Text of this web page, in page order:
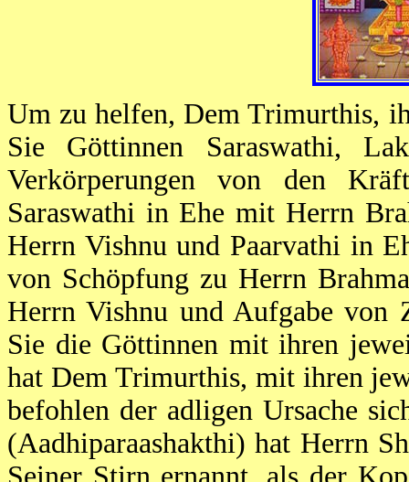
Um zu helfen, Dem Trimurthis,
Sie Göttinnen Saraswathi,
Verkörperungen von den
Saraswathi in Ehe mit Herrn
Herrn Vishnu und Paarvathi in
von Schöpfung zu Herrn
Herrn Vishnu und Aufgabe von
Sie die Göttinnen mit ihren
hat Dem Trimurthis, mit ihren
befohlen der adligen Ursache
(Aadhiparaashakthi) hat Herrn